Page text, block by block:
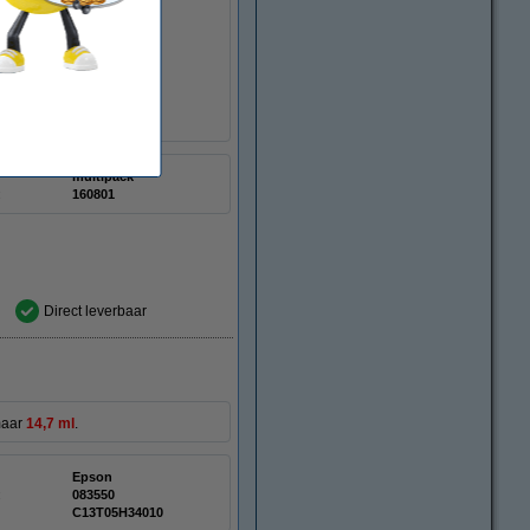
te maken.
multipack
160801
Direct leverbaar
14,7 ml .
Epson
083550
C13T05H34010